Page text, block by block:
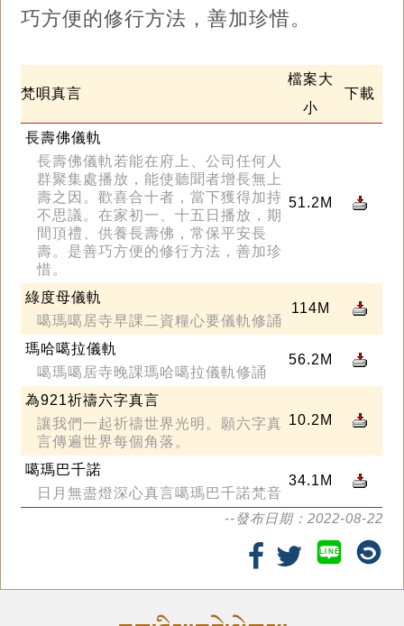
巧方便的修行方法，善加珍惜。
梵唄真言
檔案大
小
下載
長壽佛儀軌
長壽佛儀軌若能在府上、公司任何人
群聚集處播放，能使聽聞者增長無上
壽之因。歡喜合十者，當下獲得加持
不思議。在家初一、十五日播放，期
間頂禮、供養長壽佛，常保平安長
壽。是善巧方便的修行方法，善加珍
惜。
51.2M
綠度母儀軌
噶瑪噶居寺早課二資糧心要儀軌修誦
114M
瑪哈噶拉儀軌
噶瑪噶居寺晚課瑪哈噶拉儀軌修誦
56.2M
為921祈禱六字真言
讓我們一起祈禱世界光明。願六字真
言傳遍世界每個角落。
10.2M
噶瑪巴千諾
日月無盡燈深心真言噶瑪巴千諾梵音
34.1M
--發布日期：2022-08-22
LINE